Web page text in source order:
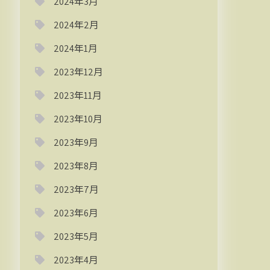
2024年2月
2024年1月
2023年12月
2023年11月
2023年10月
2023年9月
2023年8月
2023年7月
2023年6月
2023年5月
2023年4月